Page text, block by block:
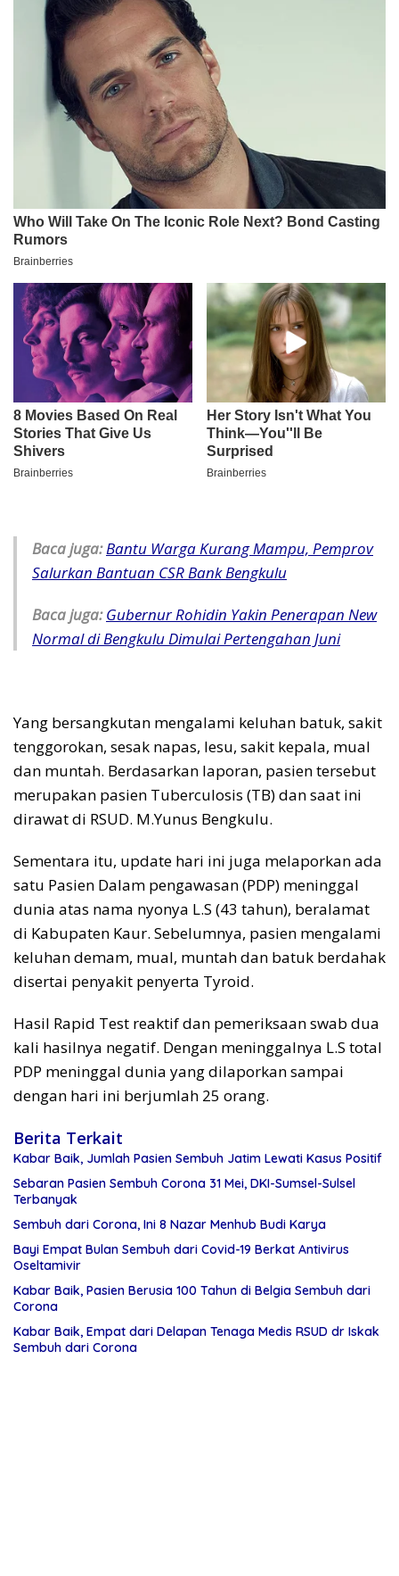
Baca juga:Bantu Warga Kurang Mampu, Pemprov
Salurkan Bantuan CSR Bank Bengkulu
Baca juga: Gubernur Rohidin Yakin Penerapan New
Normal di Bengkulu Dimulai Pertengahan Juni
Yang bersangkutan mengalami keluhan batuk, sakit
tenggorokan, sesak napas, lesu, sakit kepala, mual
dan muntah. Berdasarkan laporan, pasien tersebut
merupakan pasien Tuberculosis (TB) dan saat ini
dirawat di RSUD. M.Yunus Bengkulu.
Sementara itu, update hari ini juga melaporkan ada
satu Pasien Dalam pengawasan (PDP) meninggal
dunia atas nama nyonya L.S (43 tahun), beralamat
di Kabupaten Kaur. Sebelumnya, pasien mengalami
keluhan demam, mual, muntah dan batuk berdahak
disertai penyakit penyerta Tyroid.
Hasil Rapid Test reaktif dan pemeriksaan swab dua
kali hasilnya negatif. Dengan meninggalnya L.S total
PDP meninggal dunia yang dilaporkan sampai
dengan hari ini berjumlah 25 orang.
Berita Terkait
Kabar Baik, Jumlah Pasien Sembuh Jatim Lewati Kasus Positif
Sebaran Pasien Sembuh Corona 31 Mei, DKI-Sumsel-Sulsel
Terbanyak
Sembuh dari Corona, Ini 8 Nazar Menhub Budi Karya
Bayi Empat Bulan Sembuh dari Covid-19 Berkat Antivirus
Oseltamivir
Kabar Baik, Pasien Berusia 100 Tahun di Belgia Sembuh dari
Corona
Kabar Baik, Empat dari Delapan Tenaga Medis RSUD dr Iskak
Sembuh dari Corona